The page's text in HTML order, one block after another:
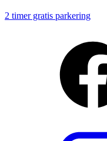
2 timer gratis parkering